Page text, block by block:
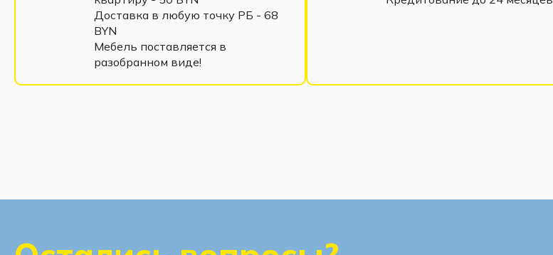
Доставка в любую точку РБ - 68
BYN
Мебель поставляется в
разобранном виде!